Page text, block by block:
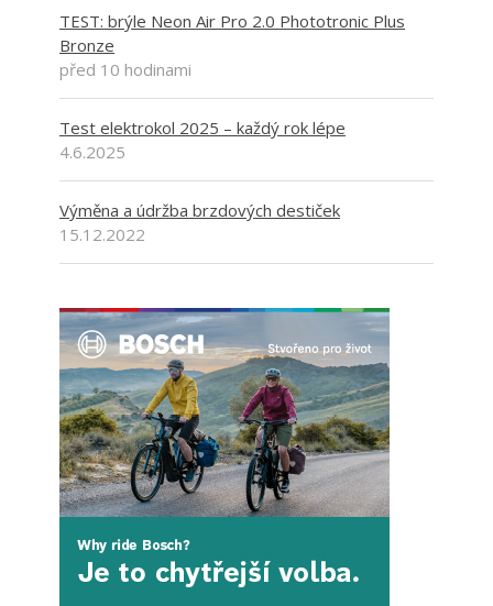
TEST: brýle Neon Air Pro 2.0 Phototronic Plus
Bronze
před 10 hodinami
Test elektrokol 2025 – každý rok lépe
4.6.2025
Výměna a údržba brzdových destiček
15.12.2022